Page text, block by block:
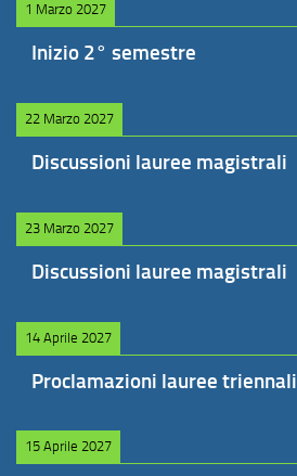
1 Marzo 2027
Inizio 2° semestre
22 Marzo 2027
Discussioni lauree magistrali
23 Marzo 2027
Discussioni lauree magistrali
14 Aprile 2027
Proclamazioni lauree triennali
15 Aprile 2027